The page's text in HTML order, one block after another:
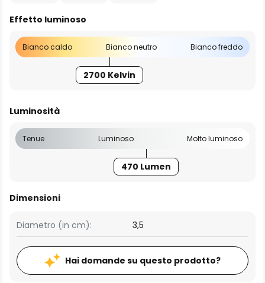
Effetto luminoso
Bianco caldo Bianco neutro Bianco freddo
2700 Kelvin
Luminosità
Tenue Luminoso Molto luminoso
470 Lumen
Dimensioni
Diametro (in cm): 3,5
Hai domande su questo prodotto?